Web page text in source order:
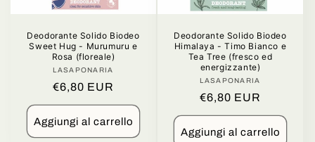
Deodorante Solido Biodeo
Sweet Hug - Murumuru e
Rosa (floreale)
Produttore:
LASAPONARIA
Prezzo
di
listino
€6,80 EUR
Aggiungi al carrello
Deodorante Solido Biodeo
Himalaya - Timo Bianco e
Tea Tree (fresco ed
energizzante)
Produttore:
LASAPONARIA
Prezzo
di
listino
€6,80 EUR
Aggiungi al carrello